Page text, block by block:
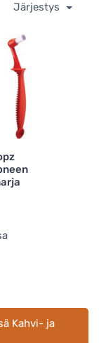
Järjestys
Kahvi- ja